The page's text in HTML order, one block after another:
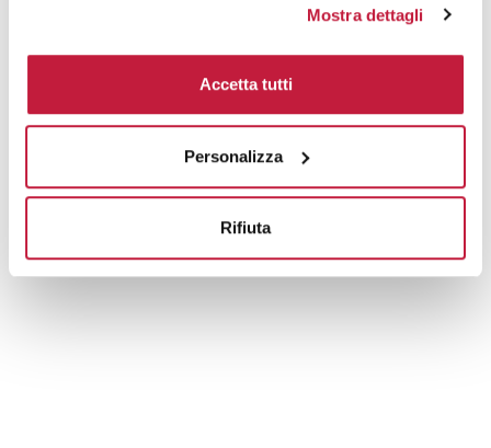
Mostra dettagli
Accetta tutti
Personalizza
Rifiuta
Area di personalizzazione
Domande e risposte
Prodotti alternativi